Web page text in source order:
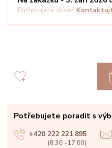
Potřebujete dříve?
Potřebujete poradit s
+420 222 221 895
(8:30 -17:00)